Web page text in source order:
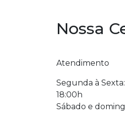
Nossa
Atendimento
Segunda à
18:00h
Sábado e